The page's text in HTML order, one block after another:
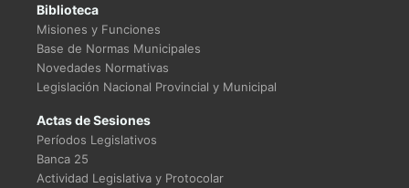
Biblioteca
Misiones y Funciones
Base de Normas Municipales
Novedades Normativas
Legislación Nacional Provincial y Municipal
Actas de Sesiones
Períodos Legislativos
Banca 25
Actividad Legislativa y Protocolar